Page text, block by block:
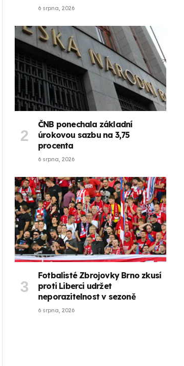
6 srpna, 2026
ČNB ponechala základní
úrokovou sazbu na 3,75
procenta
6 srpna, 2026
Fotbalisté Zbrojovky Brno zkusí
proti Liberci udržet
neporazitelnost v sezoně
6 srpna, 2026